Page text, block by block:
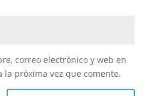
correo electrónico y web en
la próxima vez que comente.